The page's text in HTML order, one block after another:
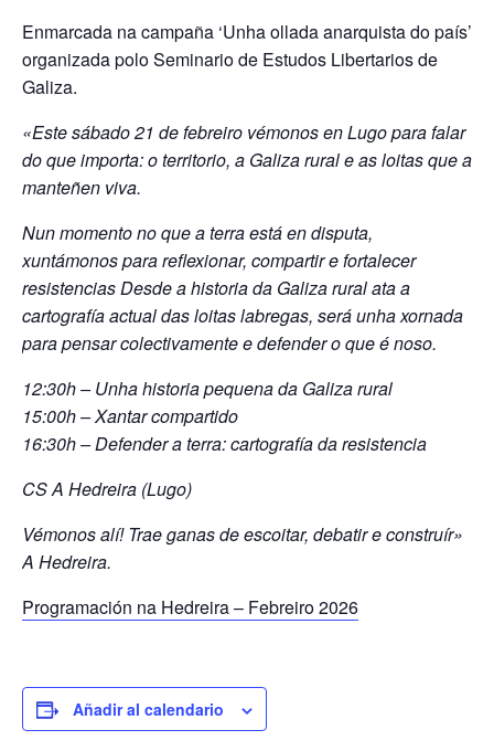
Enmarcada na campaña ‘Unha ollada anarquista do país’
organizada polo Seminario de Estudos Libertarios de
Galiza.
«Este sábado 21 de febreiro vémonos en Lugo para falar
do que importa: o territorio, a Galiza rural e as loitas que a
manteñen viva.
Nun momento no que a terra está en disputa,
xuntámonos para reflexionar, compartir e fortalecer
resistencias Desde a historia da Galiza rural ata a
cartografía actual das loitas labregas, será unha xornada
para pensar colectivamente e defender o que é noso.
12:30h – Unha historia pequena da Galiza rural
15:00h – Xantar compartido
16:30h – Defender a terra: cartografía da resistencia
CS A Hedreira (Lugo)
Vémonos alí! Trae ganas de escoitar, debatir e construír»
A Hedreira.
Programación na Hedreira – Febreiro 2026
Añadir al calendario